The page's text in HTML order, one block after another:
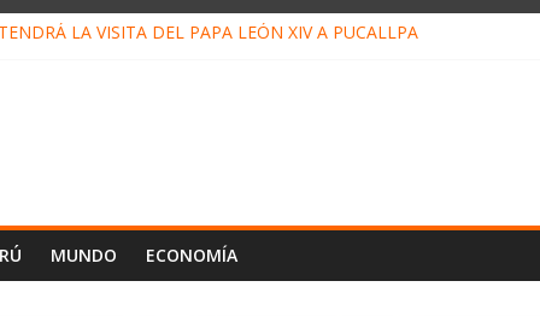
LA VISITA DEL PAPA LEÓN XIV A PUCALLPA
MUNDO ECONOMÍA